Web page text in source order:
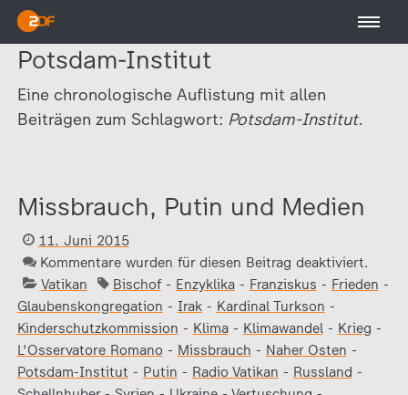
Potsdam-Institut
Eine chronologische Auflistung mit allen
Beiträgen zum Schlagwort: Potsdam-Institut.
Missbrauch, Putin und Medien
11. Juni 2015
Kommentare wurden für diesen Beitrag deaktiviert.
Vatikan
Bischof- Enzyklika- Franziskus - Frieden -
Glaubenskongregation - Irak- Kardinal Turkson -
Kinderschutzkommission - Klima- Klimawandel- Krieg -
L'Osservatore Romano - Missbrauch - Naher Osten -
Potsdam-Institut - Putin - Radio Vatikan - Russland -